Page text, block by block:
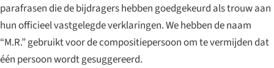
parafrasen die de bijdragers hebben goedgekeurd als trouw aan
hun officieel vastgelegde verklaringen. We hebben de naam
“M.R.”gebruikt voor de compositiepersoon om te vermijden dat
één persoon wordt gesuggereerd.